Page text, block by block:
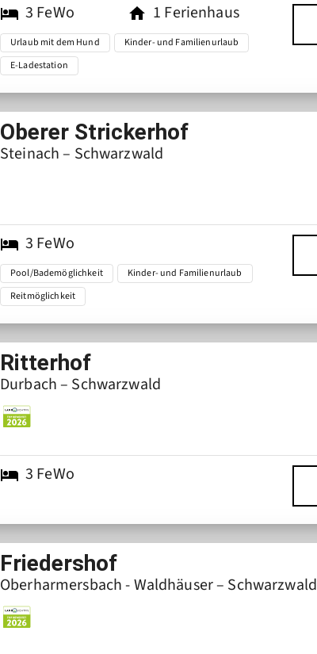
3 FeWo 1 Ferienhaus
Urlaub mit dem Hund
Kinder- und Familienurlaub
E-Ladestation
Oberer Strickerhof
Steinach – Schwarzwald
3 FeWo
Pool/Bademöglichkeit
Kinder- und Familienurlaub
Reitmöglichkeit
Ritterhof
Durbach – Schwarzwald
3 FeWo
Friedershof
Oberharmersbach - Waldhäuser – Schwarzwald